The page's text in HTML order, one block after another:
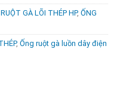
GÀ LÕI THÉP HP, ỐNG
, Ống ruột gà luồn dây điện